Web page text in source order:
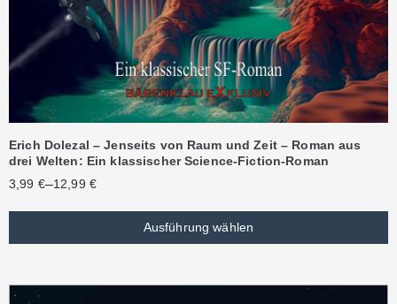
Erich Dolezal – Jenseits von Raum und Zeit – Roman aus
drei Welten: Ein klassischer Science-Fiction-Roman
3,99 €–12,99 €
Ausführung wählen